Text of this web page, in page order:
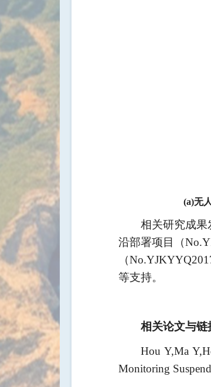
(a)无
相关研究成果
沿部署项目（
（
等支持。
相关论文与链
Hou Y,Ma
Monitoring